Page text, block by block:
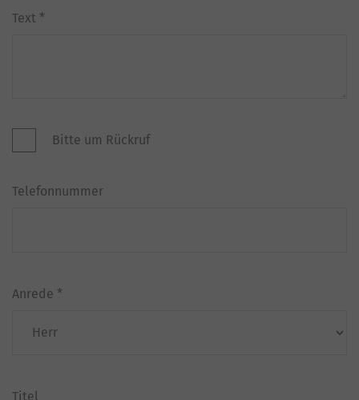
Text *
Bitte um Rückruf
Telefonnummer
Anrede *
Titel